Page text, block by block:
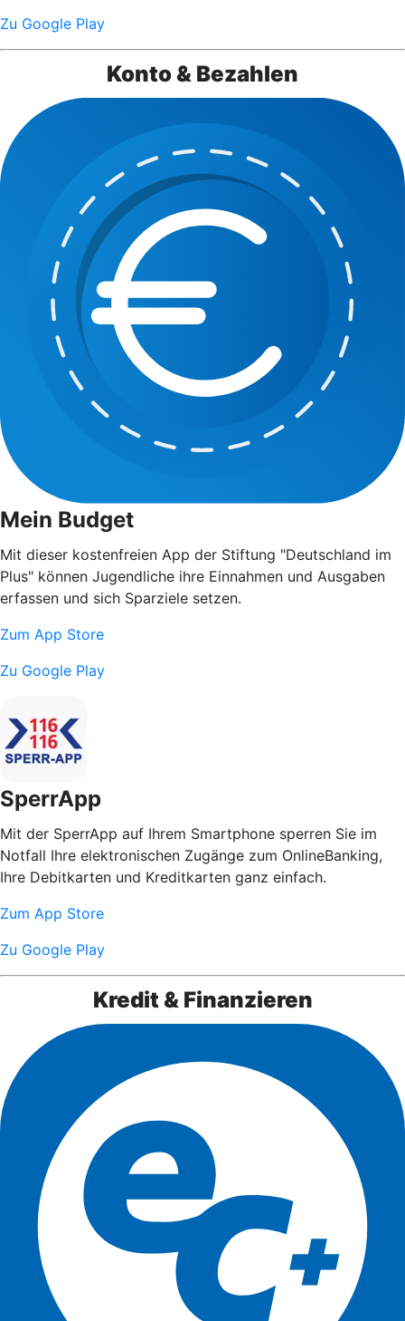
Zu Google Play
Konto & Bezahlen
Mein Budget
Mit dieser kostenfreien App der Stiftung "Deutschland im
Plus" können Jugendliche ihre Einnahmen und Ausgaben
erfassen und sich Sparziele setzen.
Zum App Store
Zu Google Play
SperrApp
Mit der SperrApp auf Ihrem Smartphone sperren Sie im
Notfall Ihre elektronischen Zugänge zum OnlineBanking,
Ihre Debitkarten und Kreditkarten ganz einfach.
Zum App Store
Zu Google Play
Kredit & Finanzieren